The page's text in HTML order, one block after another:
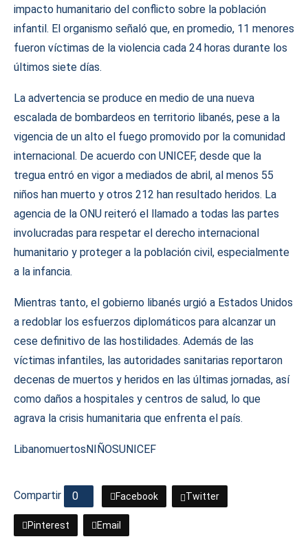
impacto humanitario del conflicto sobre la población
infantil. El organismo señaló que, en promedio, 11 menores
fueron víctimas de la violencia cada 24 horas durante los
últimos siete días.
La advertencia se produce en medio de una nueva
escalada de bombardeos en territorio libanés, pese a la
vigencia de un alto el fuego promovido por la comunidad
internacional. De acuerdo con UNICEF, desde que la
tregua entró en vigor a mediados de abril, al menos 55
niños han muerto y otros 212 han resultado heridos. La
agencia de la ONU reiteró el llamado a todas las partes
involucradas para respetar el derecho internacional
humanitario y proteger a la población civil, especialmente
a la infancia.
Mientras tanto, el gobierno libanés urgió a Estados Unidos
a redoblar los esfuerzos diplomáticos para alcanzar un
cese definitivo de las hostilidades. Además de las
víctimas infantiles, las autoridades sanitarias reportaron
decenas de muertos y heridos en las últimas jornadas, así
como daños a hospitales y centros de salud, lo que
agrava la crisis humanitaria que enfrenta el país.
LibanomuertosNIÑOSUNICEF
Compartir 0 Facebook Twitter
Pinterest Email